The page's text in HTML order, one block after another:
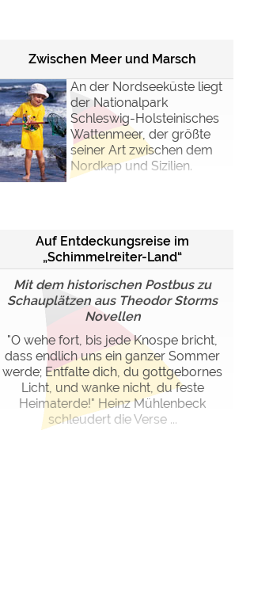
Zwischen Meer und Marsch
An der Nordseeküste liegt
der Nationalpark
Schleswig-Holsteinisches
Wattenmeer, der größte
seiner Art zwischen dem
Nordkap und Sizilien.
Auf Entdeckungsreise im
„Schimmelreiter-Land“
Mit dem historischen Postbus zu
Schauplätzen aus Theodor Storms
Novellen
"O wehe fort, bis jede Knospe bricht,
dass endlich uns ein ganzer Sommer
werde; Entfalte dich, du gottgebornes
Licht, und wanke nicht, du feste
Heimaterde!" Heinz Mühlenbeck
schleudert die Verse ...